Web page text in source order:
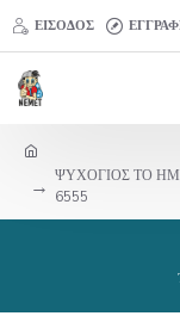
ΕΊΣΟΔΟΣ
ΨΥΧΟΓΙΟΣ ΤΟ
6555